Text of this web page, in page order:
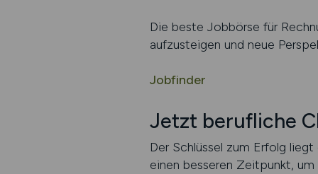
Die beste Jobbörse für
aufzusteigen und neue
Jobfinder
Jetzt berufliche
Der Schlüssel zum Erfolg
einen besseren Zeitpunkt,